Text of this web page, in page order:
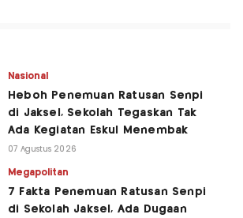
Nasional
Heboh Penemuan Ratusan Senpi
di Jaksel, Sekolah Tegaskan Tak
Ada Kegiatan Eskul Menembak
07 Agustus 2026
Megapolitan
7 Fakta Penemuan Ratusan Senpi
di Sekolah Jaksel, Ada Dugaan